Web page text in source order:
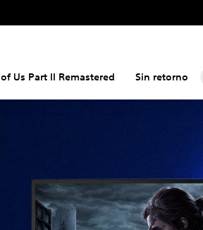
Us Part II Remastered Sin retorno